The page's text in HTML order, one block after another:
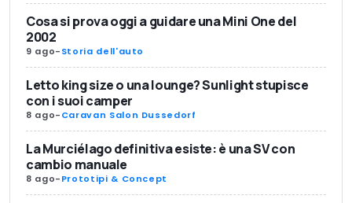
Cosa si prova oggi a guidare una Mini One del
2002
9 ago-Storia dell'auto
Letto king size o una lounge? Sunlight stupisce
con i suoi camper
8 ago-Caravan Salon Dussedorf
La Murciélago definitiva esiste: è una SV con
cambio manuale
8 ago-Prototipi & Concept